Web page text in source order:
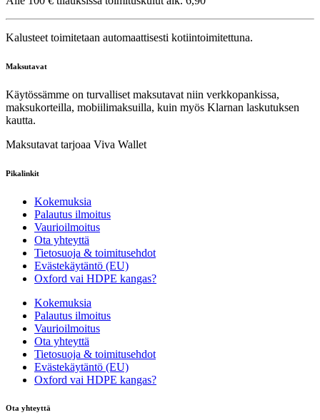
Kalusteet toimitetaan automaattisesti kotiintoimitettuna.
Maksutavat
Käytössämme on turvalliset maksutavat niin verkkopankissa,
maksukorteilla, mobiilimaksuilla, kuin myös Klarnan laskutuksen
kautta.
Maksutavat tarjoaa Viva Wallet
Pikalinkit
Kokemuksia
Palautus ilmoitus
Vaurioilmoitus
Ota yhteyttä
Tietosuoja & toimitusehdot
Evästekäytäntö (EU)
Oxford vai HDPE kangas?
Kokemuksia
Palautus ilmoitus
Vaurioilmoitus
Ota yhteyttä
Tietosuoja & toimitusehdot
Evästekäytäntö (EU)
Oxford vai HDPE kangas?
Ota yhteyttä